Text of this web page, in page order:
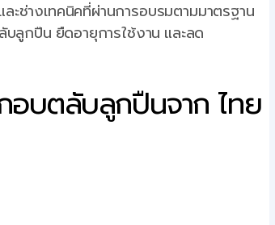
ช่างเทคนิคที่ผ่านการอบรมตามมาตรฐาน
บลูกปืน ยืดอายุการใช้งาน และลด
อบตลับลูกปืนจาก ไทย